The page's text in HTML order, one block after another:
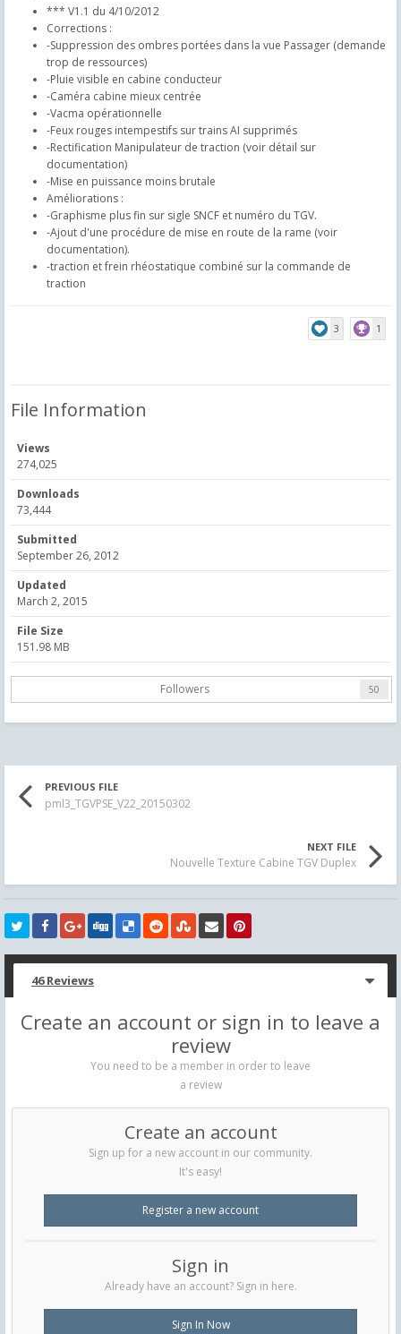
*** V1.1 du 4/10/2012
Corrections :
-Suppression des ombres portées dans la vue Passager (demande
trop de ressources)
-Pluie visible en cabine conducteur
-Caméra cabine mieux centrée
-Vacma opérationnelle
-Feux rouges intempestifs sur trains AI supprimés
-Rectification Manipulateur de traction (voir détail sur
documentation)
-Mise en puissance moins brutale
Améliorations :
-Graphisme plus fin sur sigle SNCF et numéro du TGV.
-Ajout d'une procédure de mise en route de la rame (voir
documentation).
-traction et frein rhéostatique combiné sur la commande de
traction
3 1
File Information
Views
274,025
Downloads
73,444
Submitted
September 26, 2012
Updated
March 2, 2015
File Size
151.98 MB
Followers 50
PREVIOUS FILE
pml3_TGVPSE_V22_20150302
NEXT FILE
Nouvelle Texture Cabine TGV Duplex
46 Reviews
Create an account or sign in to leave a
review
You need to be a member in order to leave
a review
Create an account
Sign up for a new account in our community.
It's easy!
Register a new account
Sign in
Already have an account? Sign in here.
Sign In Now